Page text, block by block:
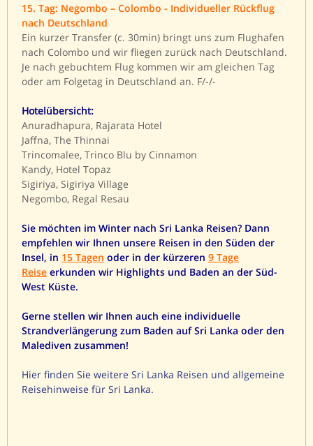
15. Tag: Negombo – Colombo - Individueller Rückflug
nach Deutschland
Ein kurzer Transfer (c. 30min) bringt uns zum Flughafen
nach Colombo und wir fliegen zurück nach Deutschland.
Je nach gebuchtem Flug kommen wir am gleichen Tag
oder am Folgetag in Deutschland an. F/-/-
Hotelübersicht:
Anuradhapura, Rajarata Hotel
Jaffna, The Thinnai
Trincomalee, Trinco Blu by Cinnamon
Kandy, Hotel Topaz
Sigiriya, Sigiriya Village
Negombo, Regal Resau
Sie möchten im Winter nach Sri Lanka Reisen? Dann
empfehlen wir Ihnen unsere Reisen in den Süden der
Insel, in 15 Tagen oder in der kürzeren 9 Tage
Reise erkunden wir Highlights und Baden an der Süd-
West Küste.
Gerne stellen wir Ihnen auch eine individuelle
Strandverlängerung zum Baden auf Sri Lanka oder den
Malediven zusammen!
Hier finden Sie weitere Sri Lanka Reisen und allgemeine
Reisehinweise für Sri Lanka.